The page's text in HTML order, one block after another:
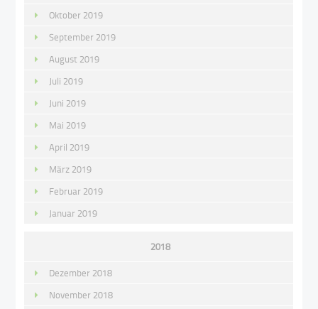
Oktober 2019
September 2019
August 2019
Juli 2019
Juni 2019
Mai 2019
April 2019
März 2019
Februar 2019
Januar 2019
2018
Dezember 2018
November 2018